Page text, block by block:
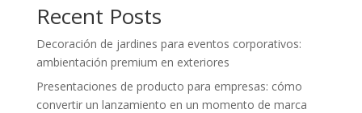
Recent Posts
Decoración de jardines para eventos corporativos:
ambientación premium en exteriores
Presentaciones de producto para empresas: cómo
convertir un lanzamiento en un momento de marca